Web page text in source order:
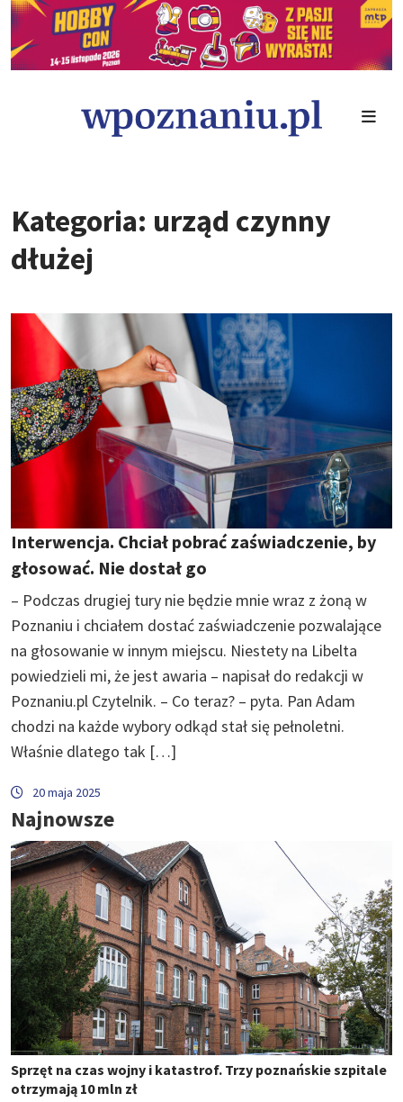
Kategoria: urząd czynny
dłużej
Interwencja. Chciał pobrać zaświadczenie, by
głosować. Nie dostał go
– Podczas drugiej tury nie będzie mnie wraz z żoną w
Poznaniu i chciałem dostać zaświadczenie pozwalające
na głosowanie w innym miejscu. Niestety na Libelta
powiedzieli mi, że jest awaria – napisał do redakcji w
Poznaniu.pl Czytelnik. – Co teraz? – pyta. Pan Adam
chodzi na każde wybory odkąd stał się pełnoletni.
Właśnie dlatego tak […]
20 maja 2025
Najnowsze
Sprzęt na czas wojny i katastrof. Trzy poznańskie szpitale
otrzymają 10 mln zł